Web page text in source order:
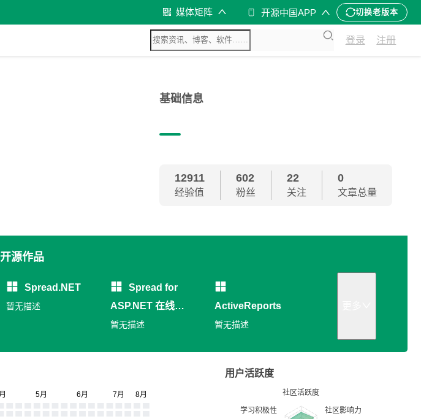
媒体矩阵 开源中国APP 切换老版本
登录 注册
基础信息
12911
经验值
602
粉丝
22
关注
0
文章总量
开源作品
Spread.NET
暂无描述
Spread for
ASP.NET 在线信
息填报系统演示
暂无描述
ActiveReports
暂无描述
用户活跃度